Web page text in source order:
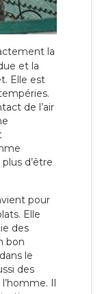
la
et la
Elle est
de l’air
d’être
pour
Elle
des
bon
le
des
Il